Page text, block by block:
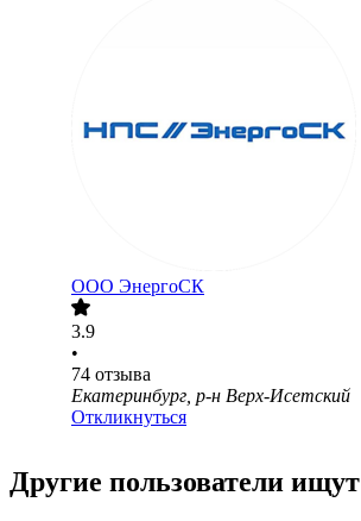
ООО ЭнергоСК
3.9
•
74 отзыва
Екатеринбург, р-н Верх-Исетский
Откликнуться
Другие пользователи ищут